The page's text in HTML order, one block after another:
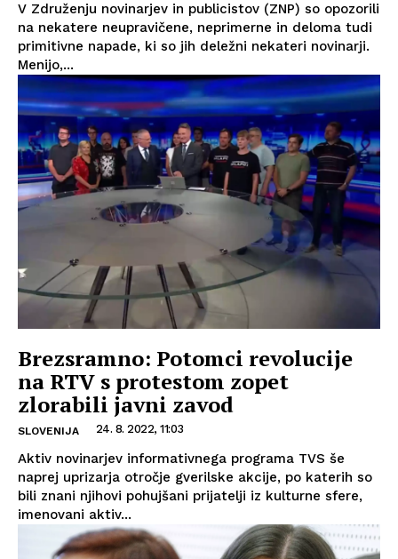
V Združenju novinarjev in publicistov (ZNP) so opozorili
na nekatere neupravičene, neprimerne in deloma tudi
primitivne napade, ki so jih deležni nekateri novinarji.
Menijo,...
Brezsramno: Potomci revolucije
na RTV s protestom zopet
zlorabili javni zavod
SLOVENIJA 24. 8. 2022, 11:03
Aktiv novinarjev informativnega programa TVS še
naprej uprizarja otročje gverilske akcije, po katerih so
bili znani njihovi pohujšani prijatelji iz kulturne sfere,
imenovani aktiv...